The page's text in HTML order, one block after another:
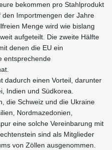
bekommen pro Stahlprodukt
Importmengen der Jahre
Menge wird wie bislang
aufgeteilt. Die zweite Hälfte
denen die EU ein
entsprechende
dadurch einen Vorteil, darunter
Indien und Südkorea.
die Schweiz und die Ukraine
Nordmazedonien,
eine solche Vereinbarung mit
sind als Mitglieder
von Zöllen ausgenommen.